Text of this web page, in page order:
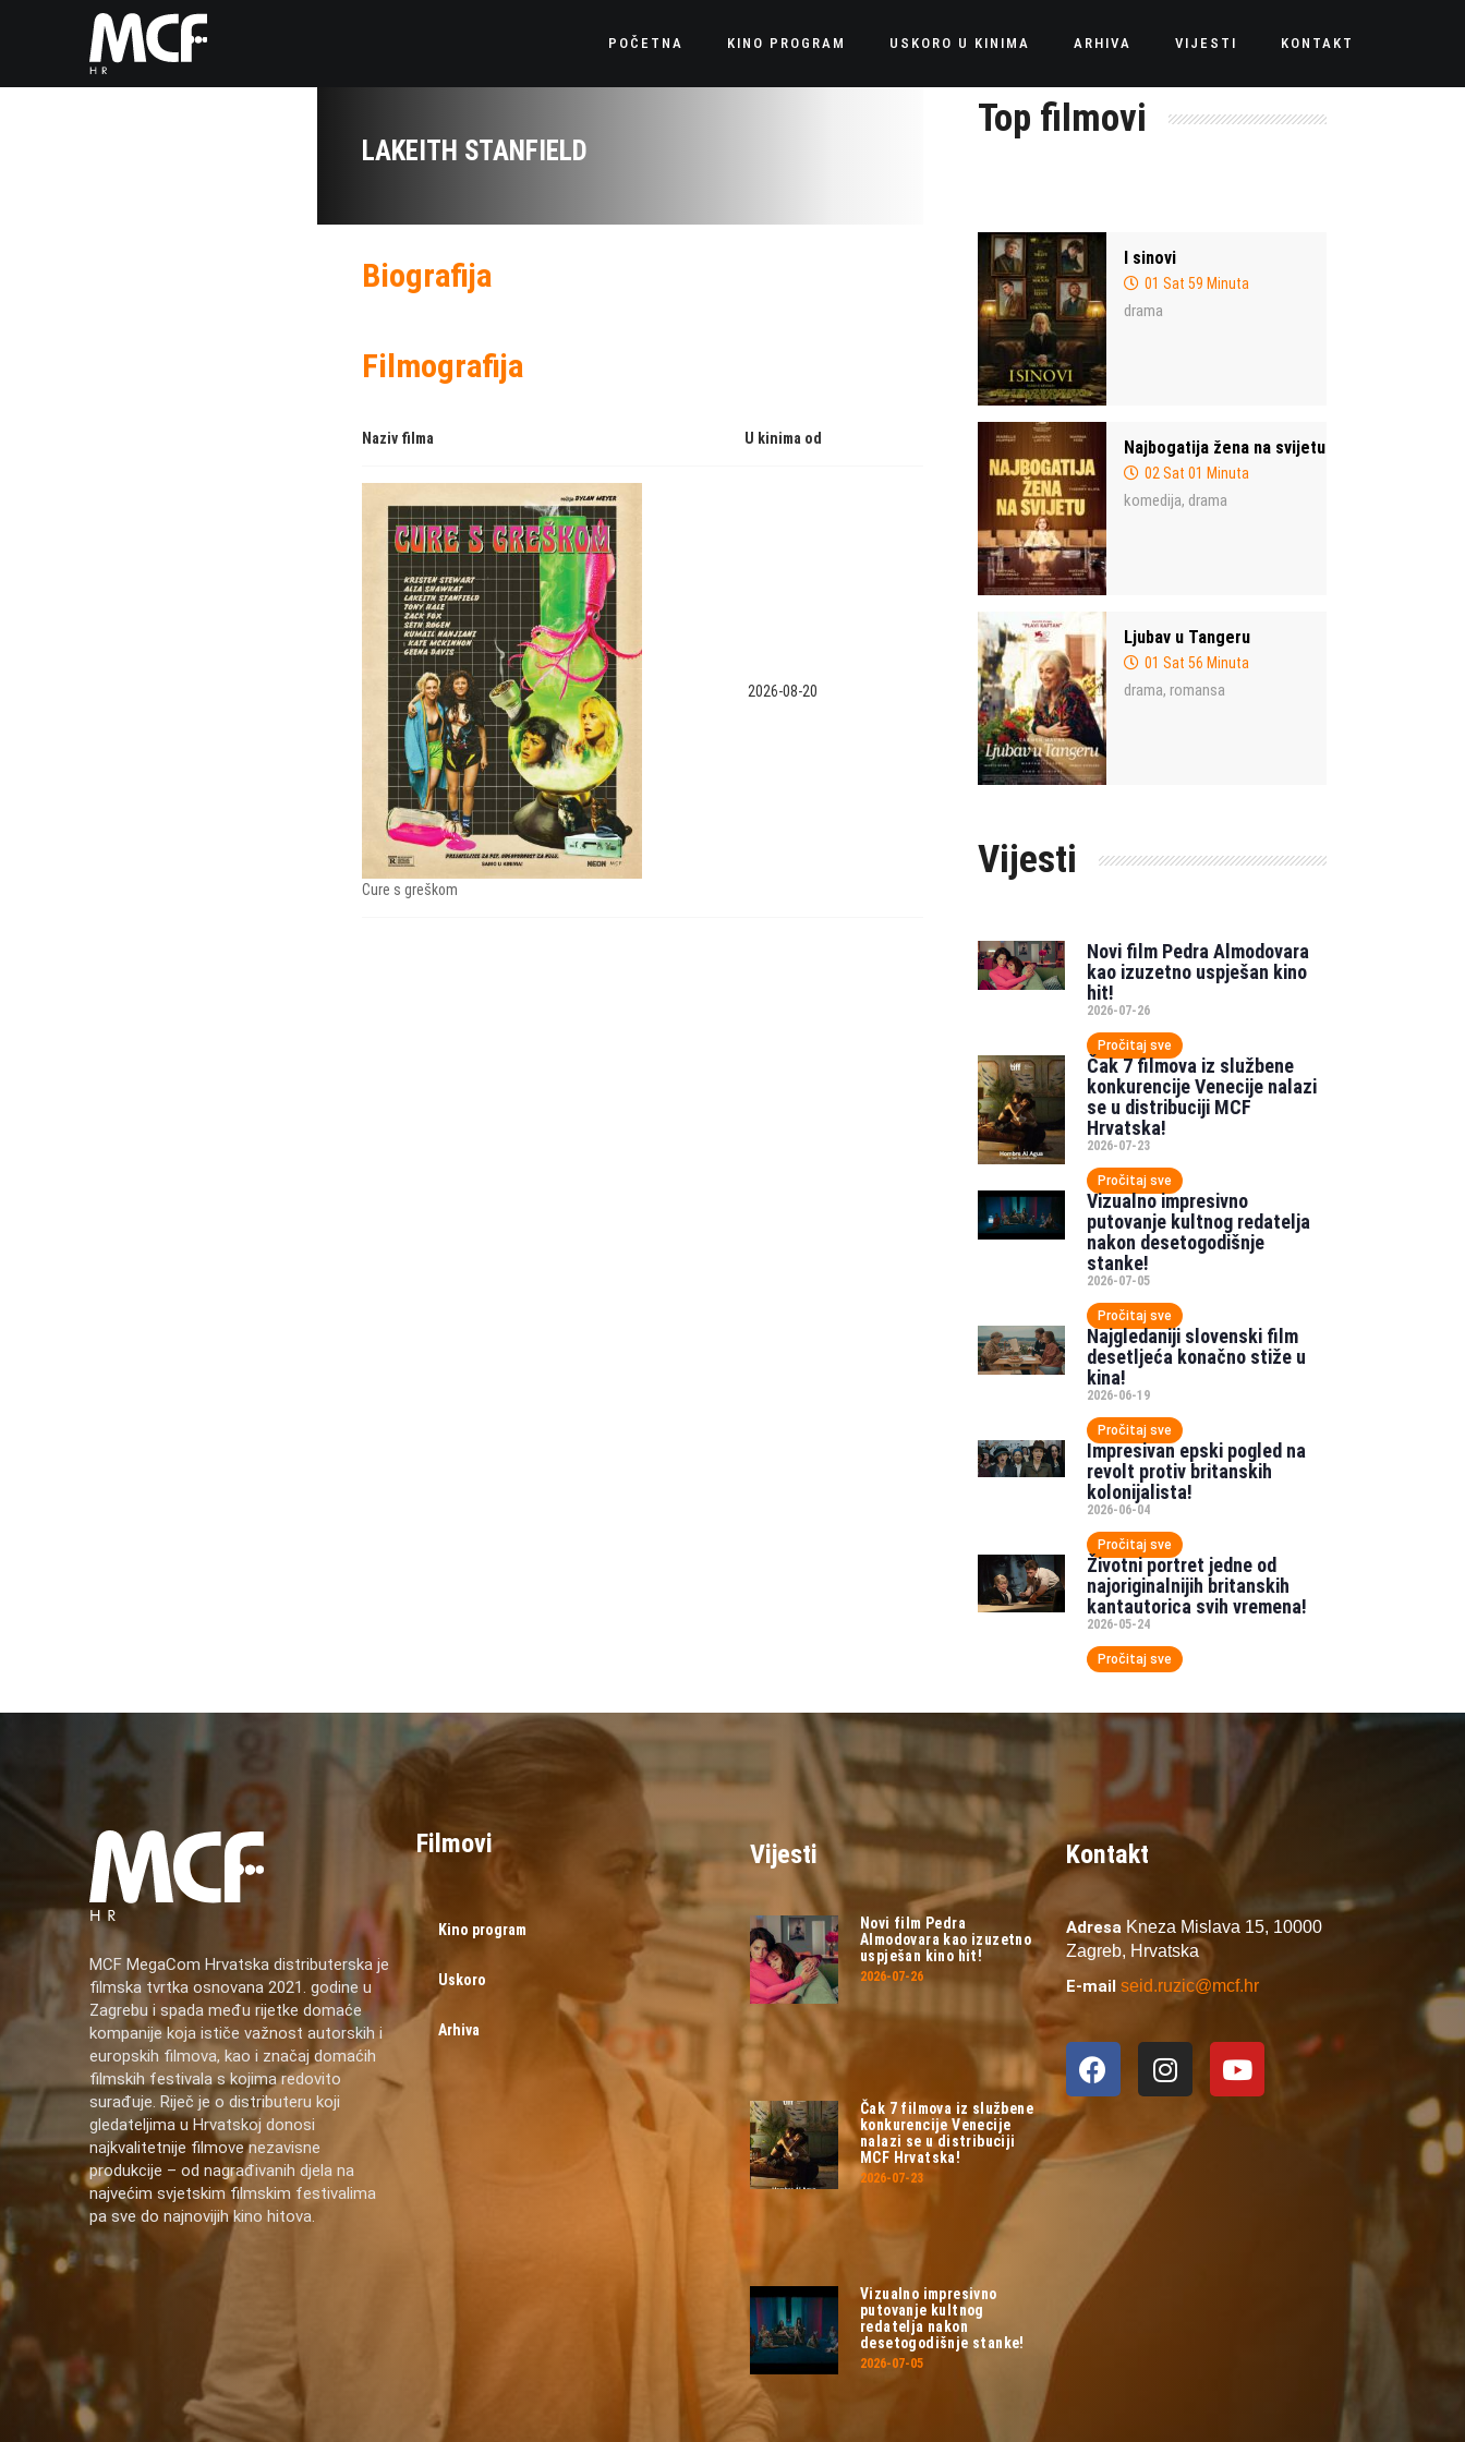
POČETNA KINO PROGRAM USKORO U KINIMA ARHIVA VIJESTI KONTAKT
LAKEITH STANFIELD
Biografija
Filmografija
Naziv filma U kinima od
Cure s greškom
2026-08-20
Top filmovi
I sinovi
01 Sat 59 Minuta
drama
Najbogatija žena na svijetu
02 Sat 01 Minuta
komedija, drama
Ljubav u Tangeru
01 Sat 56 Minuta
drama, romansa
Vijesti
Novi film Pedra Almodovara
kao izuzetno uspješan kino
hit!
2026-07-26
Pročitaj sve
Čak 7 filmova iz službene
konkurencije Venecije nalazi
se u distribuciji MCF
Hrvatska!
2026-07-23
Pročitaj sve
Vizualno impresivno
putovanje kultnog redatelja
nakon desetogodišnje
stanke!
2026-07-05
Pročitaj sve
Najgledaniji slovenski film
desetljeća konačno stiže u
kina!
2026-06-19
Pročitaj sve
Impresivan epski pogled na
revolt protiv britanskih
kolonijalista!
2026-06-04
Pročitaj sve
Životni portret jedne od
najoriginalnijih britanskih
kantautorica svih vremena!
2026-05-24
Pročitaj sve
MCF MegaCom Hrvatska distributerska je
filmska tvrtka osnovana 2021. godine u
Zagrebu i spada među rijetke domaće
kompanije koja ističe važnost autorskih i
europskih filmova, kao i značaj domaćih
filmskih festivala s kojima redovito
surađuje. Riječ je o distributeru koji
gledateljima u Hrvatskoj donosi
najkvalitetnije filmove nezavisne
produkcije – od nagrađivanih djela na
najvećim svjetskim filmskim festivalima
pa sve do najnovijih kino hitova.
Filmovi
Kino program
Uskoro
Arhiva
Vijesti
Novi film Pedra
Almodovara kao izuzetno
uspješan kino hit!
2026-07-26
Čak 7 filmova iz službene
konkurencije Venecije
nalazi se u distribuciji
MCF Hrvatska!
2026-07-23
Vizualno impresivno
putovanje kultnog
redatelja nakon
desetogodišnje stanke!
2026-07-05
Kontakt
Adresa Kneza Mislava 15, 10000
Zagreb, Hrvatska
E-mail seid.ruzic@mcf.hr